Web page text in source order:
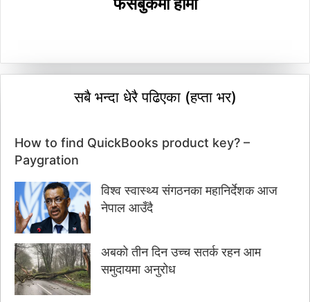
सबै भन्दा धेरै पढिएका (हप्ता भर)
How to find QuickBooks product key? –
Paygration
विश्व स्वास्थ्य संगठनका महानिर्देशक आज
नेपाल आउँदै
अबको तीन दिन उच्च सतर्क रहन आम
समुदायमा अनुरोध